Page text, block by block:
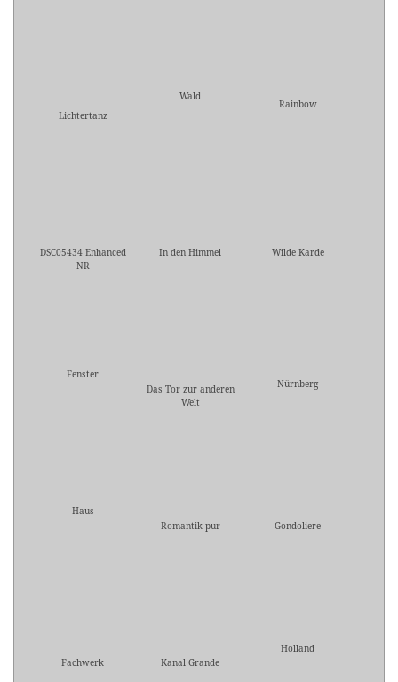
Lichtertanz
Wald
Rainbow
DSC05434 Enhanced
NR
In den Himmel Wilde Karde
Fenster
Das Tor zur anderen
Welt
Nürnberg
Haus
Romantik pur
Gondoliere
Fachwerk Kanal Grande
Holland